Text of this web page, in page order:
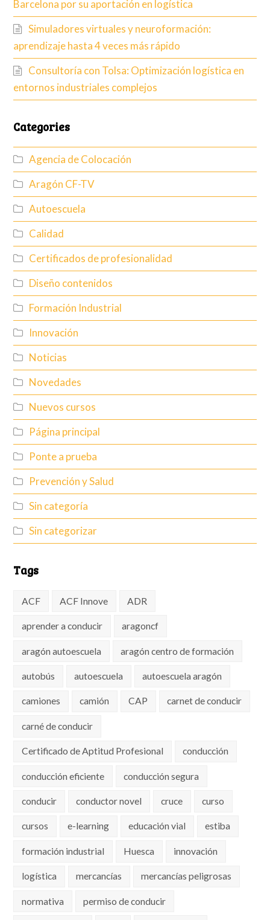
Barcelona por su aportación en logística
Simuladores virtuales y neuroformación:
aprendizaje hasta 4 veces más rápido
Consultoría con Tolsa: Optimización logística en
entornos industriales complejos
Categories
Agencia de Colocación
Aragón CF-TV
Autoescuela
Calidad
Certificados de profesionalidad
Diseño contenidos
Formación Industrial
Innovación
Noticias
Novedades
Nuevos cursos
Página principal
Ponte a prueba
Prevención y Salud
Sin categoría
Sin categorizar
Tags
ACF ACF Innove ADR
aprender a conducir aragoncf
aragón autoescuela aragón centro de formación
autobús autoescuela autoescuela aragón
camiones camión CAP carnet de conducir
carné de conducir
Certificado de Aptitud Profesional conducción
conducción eficiente conducción segura
conducir conductor novel cruce curso
cursos e-learning educación vial estiba
formación industrial Huesca innovación
logística mercancías mercancías peligrosas
normativa permiso de conducir